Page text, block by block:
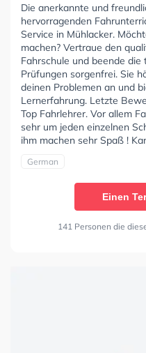
Die anerkannte und
hervorragenden
Service in Mühlacker.
machen? Vertraue den
Fahrschule und beende
Prüfungen sorgenfrei. Sie
deinen Problemen an und
Lernerfahrung. Letzte
Top Fahrlehrer. Vor allem
sehr um jeden einzelnen
ihm machen sehr Spaß !
German
Einen
141 Personen die